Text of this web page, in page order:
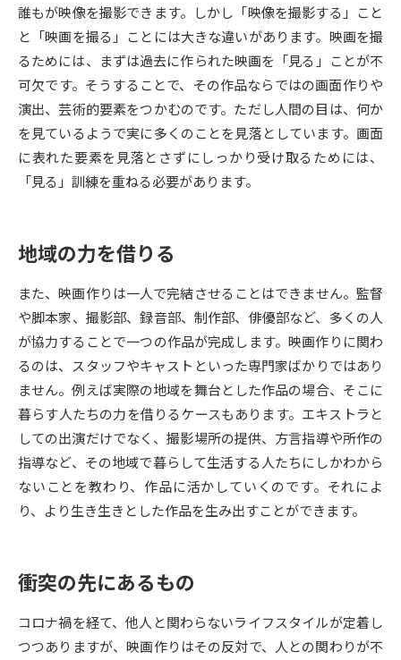
大学研究 大学検索
大学で学べる内容や特徴を調べる
新増設大学・学部・学科特集
国際・グローバルに強い大学特
デジタルパンフレット
新学年スタート号特集ページ
（高3生用）
新学年スタート号特集ページ
（高2生用）
SELFBRAND特集ページ
オープンキャンパスなどを調べる
オープンキャンパス検索 実施プログラムから探す
来場型・Web型イベント特集 夢ナビライブ
受験準備
志望校・出願校を調べる
誰もが映像を撮影できます。しかし「映像を撮影する」こと
と「映画を撮る」ことには大きな違いがあります。映画を撮
るためには、まずは過去に作られた映画を「見る」ことが不
可欠です。そうすることで、その作品ならではの画面作りや
演出、芸術的要素をつかむのです。ただし人間の目は、何か
を見ているようで実に多くのことを見落としています。画面
に表れた要素を見落とさずにしっかり受け取るためには、
「見る」訓練を重ねる必要があります。
地域の力を借りる
また、映画作りは一人で完結させることはできません。監督
や脚本家、撮影部、録音部、制作部、俳優部など、多くの人
が協力することで一つの作品が完成します。映画作りに関わ
るのは、スタッフやキャストといった専門家ばかりではあり
ません。例えば実際の地域を舞台とした作品の場合、そこに
暮らす人たちの力を借りるケースもあります。エキストラと
しての出演だけでなく、撮影場所の提供、方言指導や所作の
指導など、その地域で暮らして生活する人たちにしかわから
ないことを教わり、作品に活かしていくのです。それによ
り、より生き生きとした作品を生み出すことができます。
衝突の先にあるもの
コロナ禍を経て、他人と関わらないライフスタイルが定着し
つつありますが、映画作りはその反対で、人との関わりが不